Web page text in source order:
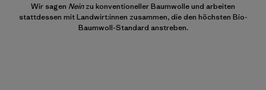
Wir sagen Neinzu konventioneller Baumwolle und arbeiten
stattdessen mit Landwirt:innen zusammen, die den höchsten Bio-
Baumwoll-Standard anstreben.